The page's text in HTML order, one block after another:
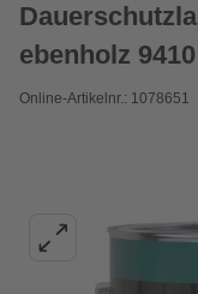
ebenholz 9410
Online-Artikelnr.: 1078651